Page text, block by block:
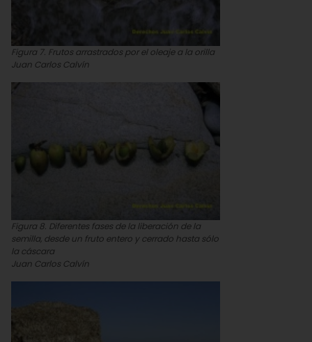
Figura 7. Frutos arrastrados por el oleaje a la orilla
Juan Carlos Calvín
Figura 8. Diferentes fases de la liberación de la
semilla, desde un fruto entero y cerrado hasta sólo
la cáscara
Juan Carlos Calvín